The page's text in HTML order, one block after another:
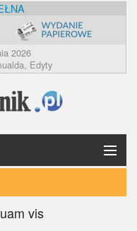
2026
Edyty
vis